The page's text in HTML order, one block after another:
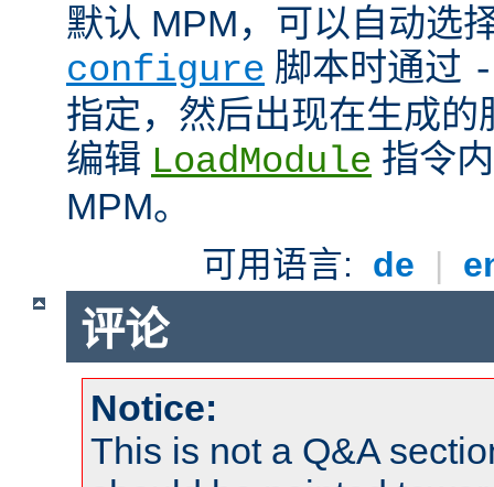
默认 MPM，可以自动选
configure 脚本时通过
指定，然后出现在生成
编辑 LoadModule 指令
MPM。
可用语言: de |
评论
Notice:
This is not a Q&A